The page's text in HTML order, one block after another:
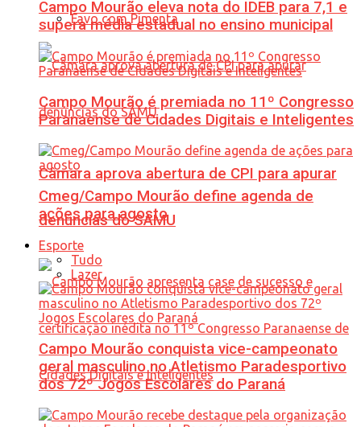
Favo com Pimenta
Câmara aprova abertura de CPI para apurar
denúncias do SAMU
Campo Mourão eleva nota do IDEB para 7,1 e
supera média estadual no ensino municipal
Campo Mourão é premiada no 11º Congresso
Paranaense de Cidades Digitais e Inteligentes
Cmeg/Campo Mourão define agenda de
ações para agosto
Esporte
Tudo
Lazer
Campo Mourão conquista vice-campeonato
geral masculino no Atletismo Paradesportivo
dos 72º Jogos Escolares do Paraná